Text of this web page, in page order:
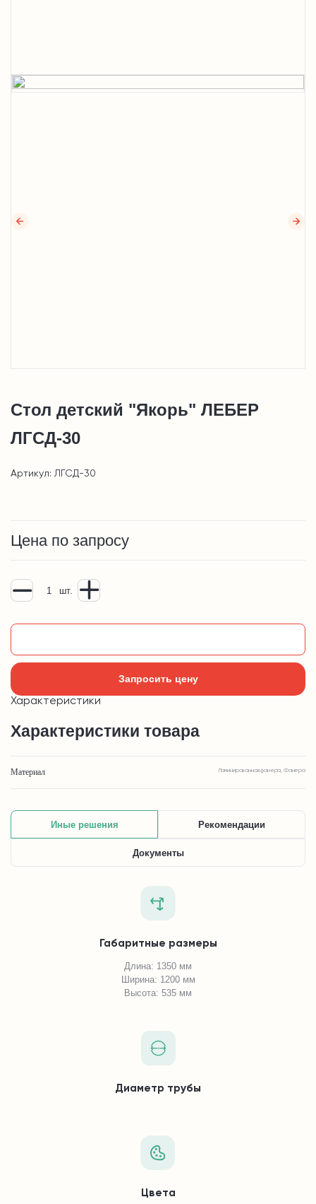
Стол детский "Якорь" ЛЕБЕР
ЛГСД-30
Артикул: ЛГСД-30
Цена по запросу
шт.
Запросить цену
Характеристики
Характеристики товара
Материал Ламинированная фанера, Фанера
Иные решения Рекомендации
Документы
Габаритные размеры
Длина: 1350 мм
Ширина: 1200 мм
Высота: 535 мм
Диаметр трубы
Цвета